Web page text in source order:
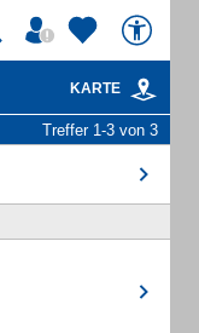
KARTE
Treffer 1-3 von 3